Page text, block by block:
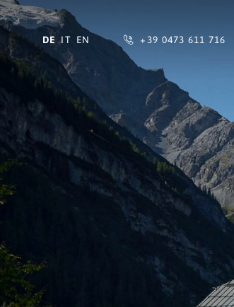
DE IT EN +39 0473 611 716